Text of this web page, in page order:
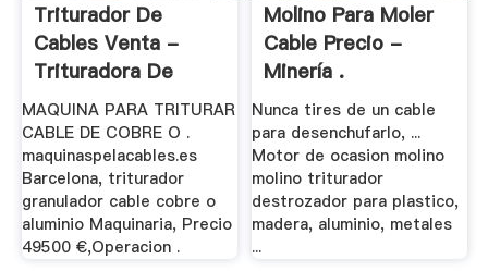
Triturador De
Cables Venta -
Trituradora De
Cono
MAQUINA PARA TRITURAR
CABLE DE COBRE O .
maquinaspelacables.es
Barcelona, triturador
granulador cable cobre o
aluminio Maquinaria, Precio
49500 €,Operacion .
Molino Para Moler
Cable Precio -
Minería .
Nunca tires de un cable
para desenchufarlo, ...
Motor de ocasion molino
molino triturador
destrozador para plastico,
madera, aluminio, metales
...